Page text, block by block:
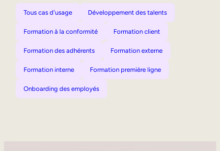
Tous cas d'usage Développement des talents
Formation à la conformité Formation client
Formation des adhérents Formation externe
Formation interne Formation première ligne
Onboarding des employés